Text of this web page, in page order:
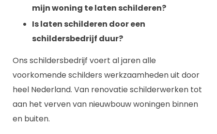
mijn woning te laten schilderen?
Is laten schilderen door een
schildersbedrijf duur?
Ons schildersbedrijf voert al jaren alle
voorkomende schilders werkzaamheden uit door
heel Nederland. Van renovatie schilderwerken tot
aan het verven van nieuwbouw woningen binnen
en buiten.